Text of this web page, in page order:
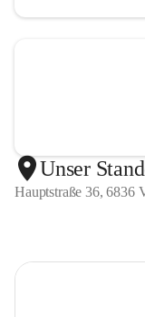
Unser
Hauptstraße 36, 6836